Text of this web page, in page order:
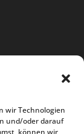
wir Technologien
und/oder darauf
können wir